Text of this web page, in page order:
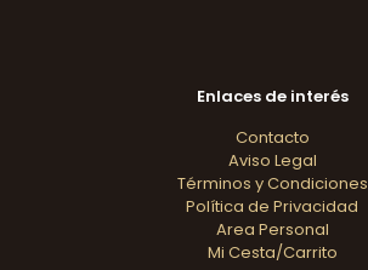
Enlaces de interés
Contacto
Aviso Legal
Términos y Condiciones
Política de Privacidad
Area Personal
Mi Cesta/Carrito